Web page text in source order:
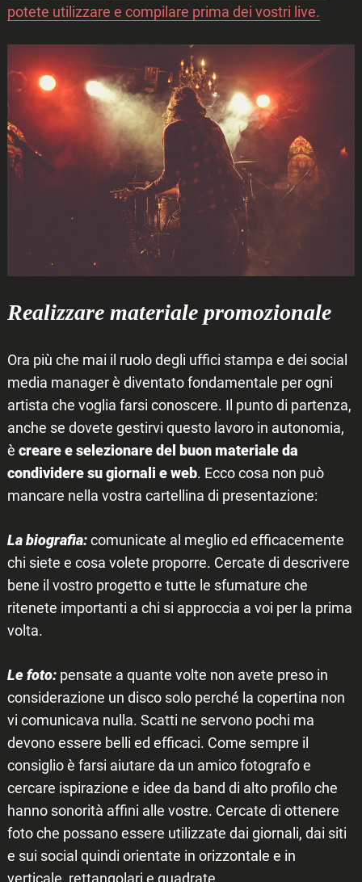
potete utilizzare e compilare prima dei vostri live.
Realizzare materiale promozionale
Ora più che mai il ruolo degli uffici stampa e dei social
media manager è diventato fondamentale per ogni
artista che voglia farsi conoscere. Il punto di partenza,
anche se dovete gestirvi questo lavoro in autonomia,
è creare e selezionare del buon materiale da
condividere su giornali e web. Ecco cosa non può
mancare nella vostra cartellina di presentazione:
La biografia:comunicate al meglio ed efficacemente
chi siete e cosa volete proporre. Cercate di descrivere
bene il vostro progetto e tutte le sfumature che
ritenete importanti a chi si approccia a voi per la prima
volta.
Le foto: pensate a quante volte non avete preso in
considerazione un disco solo perché la copertina non
vi comunicava nulla. Scatti ne servono pochi ma
devono essere belli ed efficaci. Come sempre il
consiglio è farsi aiutare da un amico fotografo e
cercare ispirazione e idee da band di alto profilo che
hanno sonorità affini alle vostre. Cercate di ottenere
foto che possano essere utilizzate dai giornali, dai siti
e sui social quindi orientate in orizzontale e in
verticale, rettangolari e quadrate.